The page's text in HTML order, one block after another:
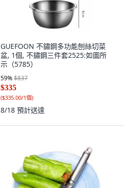
GUEFOON 不鏽鋼多功能刨絲切菜
盆, 1個, 不鏽鋼三件套2525:如圖所
示（5785）
59%$837
$335
($335.00/1個)
8/18 預計送達